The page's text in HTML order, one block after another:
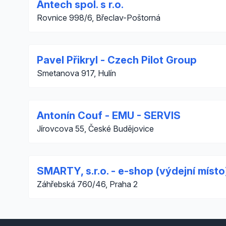
Antech spol. s r.o.
Rovnice 998/6, Břeclav-Poštorná
Pavel Přikryl - Czech Pilot Group
Smetanova 917, Hulín
Antonín Couf - EMU - SERVIS
Jírovcova 55, České Budějovice
SMARTY, s.r.o. - e-shop (výdejní
Záhřebská 760/46, Praha 2